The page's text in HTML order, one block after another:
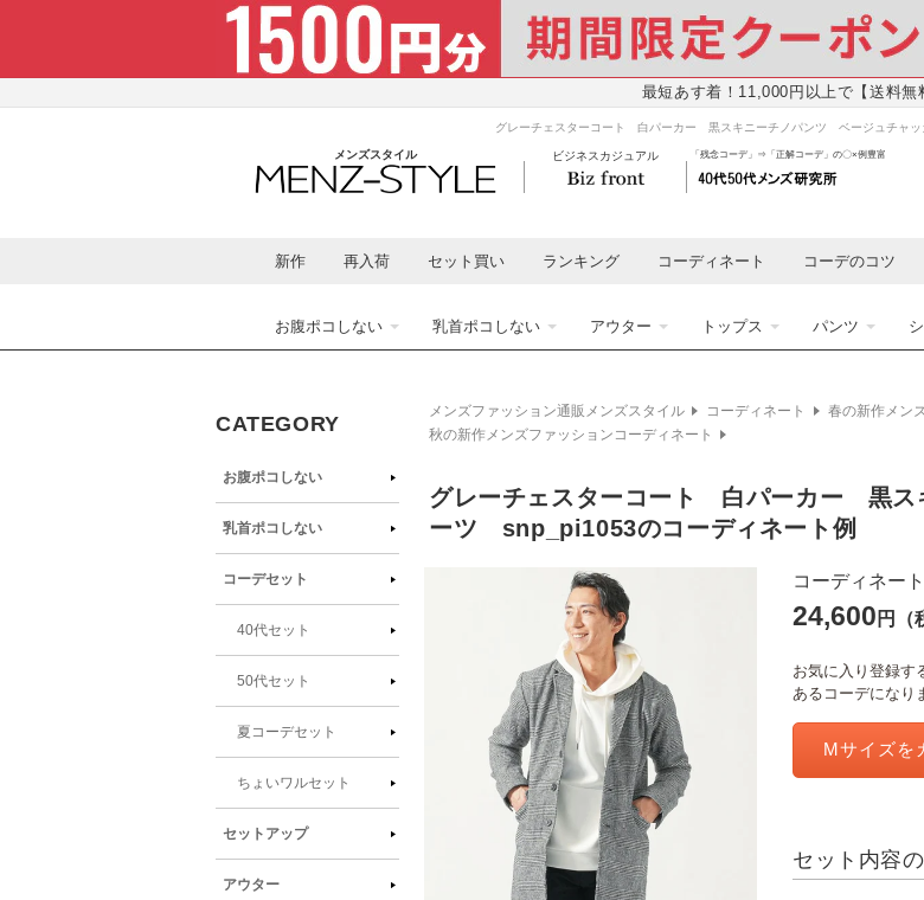
最短あす着！11,000円以上で【送料無
グレーチェスターコート 白パーカー 黒スキニーチノパンツ ベージュチャ
メンズスタイル ビジネスカジュアル 「残念コーデ」⇒「正解コーデ」の〇×例豊富
新作 再入荷 セット買い ランキング コーディネート コーデのコツ
お腹ポコしない 乳首ポコしない アウター トップス パンツ
CATEGORY
お腹ポコしない
乳首ポコしない
コーデセット
40代セット
50代セット
夏コーデセット
ちょいワルセット
セットアップ
アウター
メンズファッション通販メンズスタイル コーディネート 春の新作メン
秋の新作メンズファッションコーディネート
グレーチェスターコート 白パーカー 黒
ーツ snp_pi1053のコーディネート例
コーディネー
24,600 円
お気に入り登録す
あるコーデになり
Mサイズを
セット内容